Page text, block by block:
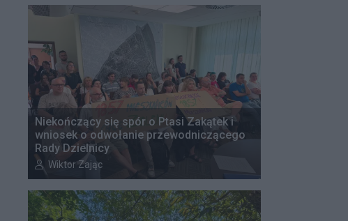
Niekończący się spór o Ptasi Zakątek i
wniosek o odwołanie przewodniczącego
Rady Dzielnicy
Autor artykułu:
Wiktor Zając